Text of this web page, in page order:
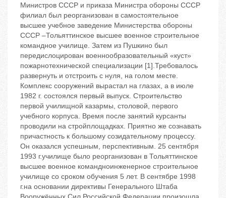
Министров СССР и приказа Министра обороны СССР
филиал был реорганизован в самостоятельное
высшее учебное заведение Министерства обороны
СССР –Тольяттинское высшее военное строительное
командное училище. Затем из Пушкино был
передислоцирован военнообразовательный «куст»
пожарнотехнической специализации [1].Требовалось
развернуть и отстроить с нуля, на голом месте.
Комплекс сооружений вырастал на глазах, а в июле
1982 г. состоялся первый выпуск. Строительство
первой училищной казармы, столовой, первого
учебного корпуса. Время после занятий курсанты
проводили на стройплощадках. Приятно же сознавать
причастность к большому созидательному процессу.
Он оказался успешным, перспективным. 25 сентября
1993 г.училище было реорганизован в Тольяттинское
высшее военное командноинженерное строительное
училище со сроком обучения 5 лет. В сентябре 1998
г.на основании директивы Генерального Штаба